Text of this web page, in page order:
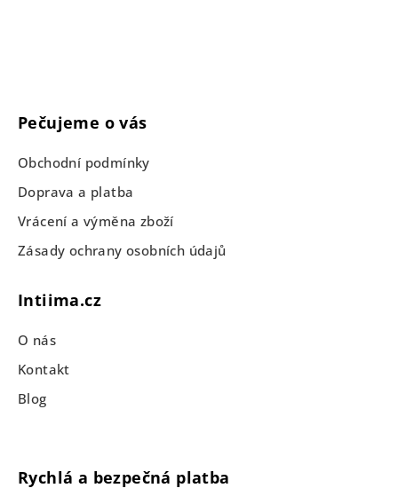
Pečujeme o vás
Obchodní podmínky
Doprava a platba
Vrácení a výměna zboží
Zásady ochrany osobních údajů
Intiima.cz
O nás
Kontakt
Blog
Rychlá a bezpečná platba